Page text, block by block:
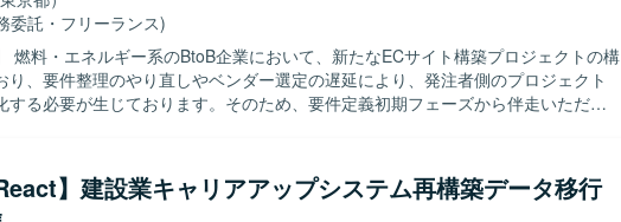
ト全体を俯瞰しながら、品質向上や効率化に直接貢献できるポジションです。 開
の折衝やプロジェクト運営支援を通じて、PMOとしての経験をさらに深めていた
クトにおける成果物をレビューする環境となっております。
委託・フリーランス)
燃料・エネルギー系のBtoB企業において、新たなECサイト構築プロジェクトの構
り、要件整理のやり直しやベンダー選定の遅延により、発注者側のプロジェクト
する必要が生じております。そのため、要件定義初期フェーズから伴走いただけ
資料や論点整理資料の作成、既存の構想資料やRFP、業務フロー、現行システム
た再要件整理を行っていただきます。また、課題管理表、ToDo管理表、スケジュ
】建設業キャリアアップシステム再構築データ移行